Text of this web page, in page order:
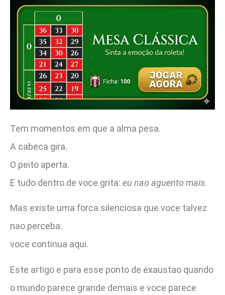
Tem momentos em que a alma pesa.
A cabeca gira.
O peito aperta.
E tudo dentro de voce grita: eu nao aguento mais.
Mas existe uma forca silenciosa que voce talvez
nao perceba:
voce continua aqui.
Este artigo e para esse ponto de exaustao quando
o mundo parece grande demais e voce parece